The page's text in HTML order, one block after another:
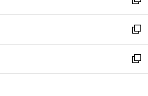
開
く
ウ
で
開
く
ン
ド
ウ
で
開
ウ
ィ
ン
ド
ウ
新
し
い
ウ
ィ
ン
新
し
い
ウ
新
し